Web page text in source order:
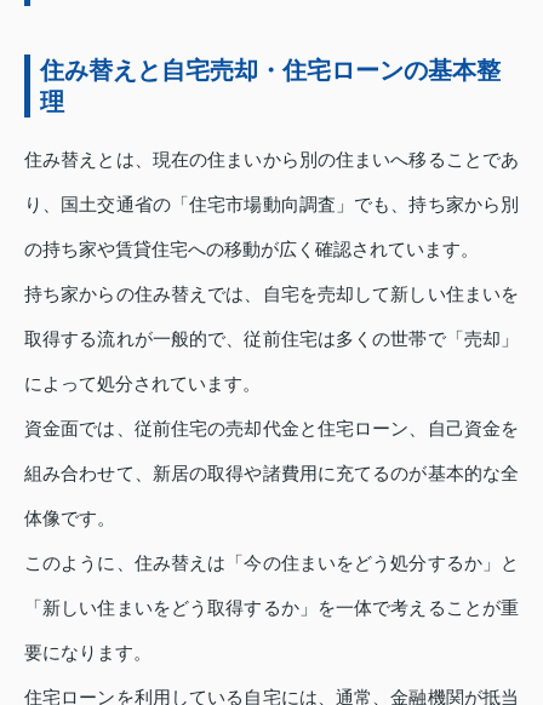
住み替えと自宅売却・住宅ローンの基本整
理
住み替えとは、現在の住まいから別の住まいへ移ることであ
り、国土交通省の「住宅市場動向調査」でも、持ち家から別
の持ち家や賃貸住宅への移動が広く確認されています。
持ち家からの住み替えでは、自宅を売却して新しい住まいを
取得する流れが一般的で、従前住宅は多くの世帯で「売却」
によって処分されています。
資金面では、従前住宅の売却代金と住宅ローン、自己資金を
組み合わせて、新居の取得や諸費用に充てるのが基本的な全
体像です。
このように、住み替えは「今の住まいをどう処分するか」と
「新しい住まいをどう取得するか」を一体で考えることが重
要になります。
住宅ローンを利用している自宅には、通常、金融機関が抵当